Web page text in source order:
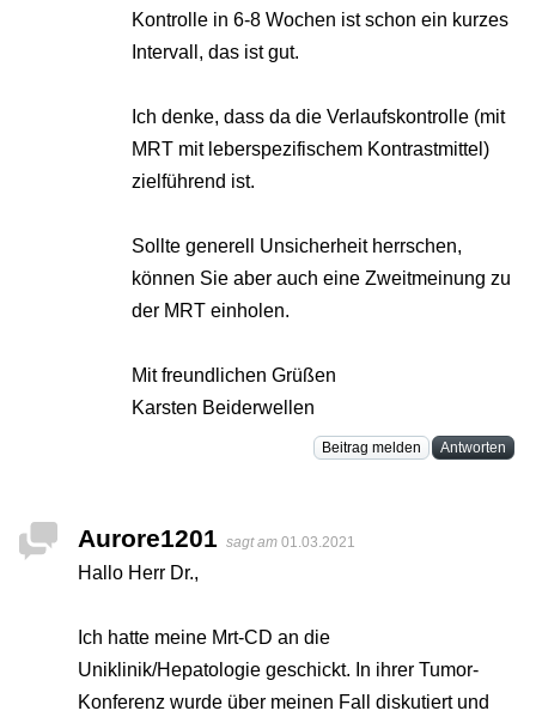
Kontrolle in 6-8 Wochen ist schon ein kurzes
Intervall, das ist gut.
Ich denke, dass da die Verlaufskontrolle (mit
MRT mit leberspezifischem Kontrastmittel)
zielführend ist.
Sollte generell Unsicherheit herrschen,
können Sie aber auch eine Zweitmeinung zu
der MRT einholen.
Mit freundlichen Grüßen
Karsten Beiderwellen
Beitrag melden Antworten
Aurore1201 sagt am 01.03.2021
Hallo Herr Dr.,
Ich hatte meine Mrt-CD an die
Uniklinik/Hepatologie geschickt. In ihrer Tumor-
Konferenz wurde über meinen Fall diskutiert und